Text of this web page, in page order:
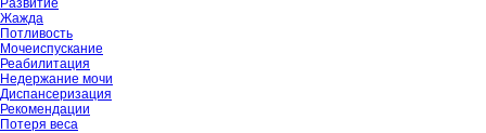
Развитие
Жажда
Потливость
Мочеиспускание
Реабилитация
Недержание мочи
Диспансеризация
Рекомендации
Потеря веса